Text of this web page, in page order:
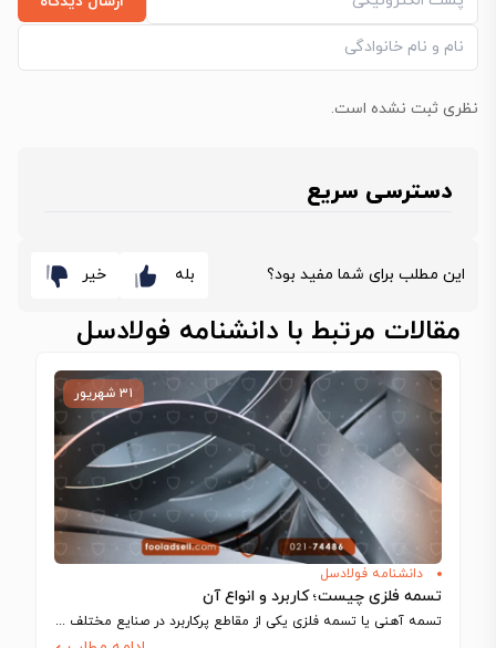
نظری ثبت نشده است.
دسترسی سریع
این مطلب برای شما مفید بود؟ بله خیر
مقالات مرتبط با دانشنامه فولادسل
۳۱ شهریور
دانشنامه فولادسل
تسمه فلزی چیست؛ کاربرد و انواع آن
تسمه آهنی یا تسمه فلزی یکی از مقاطع پرکاربرد در صنایع مختلف مانند ساخت…